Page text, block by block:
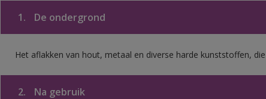
1. De ondergrond
Het aflakken van hout, metaal en diverse harde kunststoffen,
2. Na gebruik